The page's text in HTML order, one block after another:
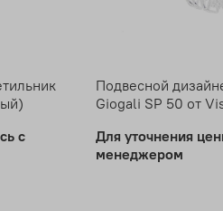
с
Подвесной
Giogali SP 50 от
Для уточнения
менеджером